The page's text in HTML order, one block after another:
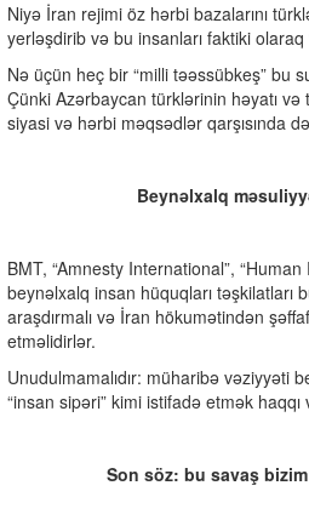
Niyə İran rejimi öz hərbi bazalarını
yerləşdirib və bu insanları faktiki olaraq
Nə üçün heç bir “milli təəssübkeş” bu
Çünki Azərbaycan türklərinin həyatı
siyasi və hərbi məqsədlər qarşısında
Beynəlxalq
BMT, “Amnesty International”,
beynəlxalq insan hüquqları təşkilatları
araşdırmalı və İran hökumətindən
etməlidirlər.
Unudulmamalıdır: müharibə vəziyyəti
“insan sipəri” kimi istifadə etmək haqqı
Son söz: bu savaş bizim